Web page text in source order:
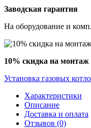
Заводская гарантия
На оборудование и
10% скидка на монтаж
Установка газовых
Характеристики
Описание
Доставка и оплата
Отзывов (0)